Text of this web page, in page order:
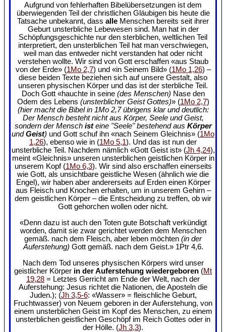
Aufgrund von fehlerhaften Bibelübersetzungen ist dem
überwiegenden Teil der christlichen Gläubigen bis heute die
Tatsache unbekannt, dass alle Menschen bereits seit ihrer
Geburt unsterbliche Lebewesen sind. Man hat in der
Schöpfungsgeschichte nur den sterblichen, weltlichen Teil
interpretiert, den unsterblichen Teil hat man verschwiegen,
weil man das entweder nicht verstanden hat oder nicht
verstehen wollte. Wir sind von Gott erschaffen «aus Staub
von der Erde» (1Mo 2,7) und «in Seinem Bild» (1Mo 1,26) –
diese beiden Texte beziehen sich auf unsere Gestalt, also
unseren physischen Körper und das ist der sterbliche Teil.
Doch Gott «hauchte in seine (des Menschen) Nase den
Odem des Lebens (unsterblicher Geist Gottes)» (1Mo 2,7)
(hier macht die Bibel in 1Mo 2,7 übrigens klar und deutlich:
Der Mensch besteht nicht aus Körper, Seele und Geist,
sondern der Mensch isteine "Seele" bestehend aus Körper
undGeist) und Gott schuf ihn «nach Seinem Gleichnis» (1Mo
1,26), ebenso wie in (1Mo 5,1). Und das ist nun der
unsterbliche Teil. Nachdem nämlich «Gott Geist ist» (Jh 4,24),
meint «Gleichnis» unseren unsterblichen geistlichen Körper in
unserem Kopf (1Mo 6,3). Wir sind also erschaffen einerseits
wie Gott, als unsichtbare geistliche Wesen (ähnlich wie die
Engel), wir haben aber andererseits auf Erden einen Körper
aus Fleisch und Knochen erhalten, um in unserem Gehirn –
dem geistlichen Körper – die Entscheidung zu treffen, ob wir
Gott gehorchen wollen oder nicht.
«Denn dazu ist auch den Toten gute Botschaft verkündigt
worden, damit sie zwar gerichtet werden dem Menschen
gemäß. nach dem Fleisch, aber leben möchten (in der
Auferstehung) Gott gemäß. nach dem Geist.» 1Ptr 4,6.
Nach dem Tod unseres physischen Körpers wird unser
geistlicher Körper in der Auferstehung wiedergeboren (Mt
19,28 = Letztes Gerricht am Ende der Welt, nach der
Auferstehung: Jesus richtet die Nationen, die Aposteln die
Juden.); (Jh 3,5-6: «Wasser» = fleischliche Geburt,
Fruchtwasser) von Neuem geboren in der Auferstehung, von
einem unsterblichen Geist im Kopf des Menschen, zu einem
unsterblichen geistlichen Geschöpf im Reich Gottes oder in
der Hölle. (Jh 3,3).